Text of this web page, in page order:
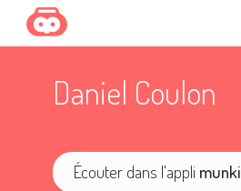
Daniel Coulon
Écouter dans l'appli munki